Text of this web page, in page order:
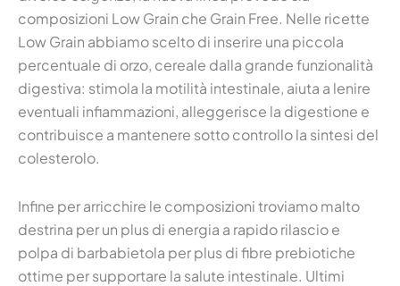
composizioni Low Grain che Grain Free. Nelle ricette
Low Grain abbiamo scelto di inserire una piccola
percentuale di orzo, cereale dalla grande funzionalità
digestiva: stimola la motilità intestinale, aiuta a lenire
eventuali infiammazioni, alleggerisce la digestione e
contribuisce a mantenere sotto controllo la sintesi del
colesterolo.
Infine per arricchire le composizioni troviamo malto
destrina per un plus di energia a rapido rilascio e
polpa di barbabietola per plus di fibre prebiotiche
ottime per supportare la salute intestinale. Ultimi